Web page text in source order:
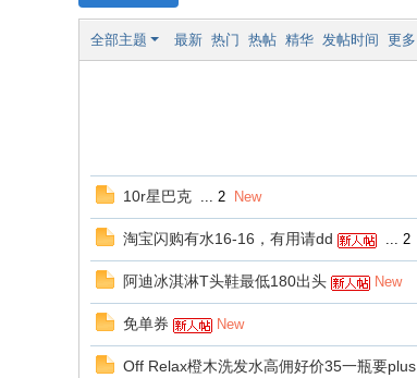
全部主题 最新 热门 热帖 精华 发帖时间 更多
10r星巴克 ... 2 New
淘宝闪购有水16-16，有用请dd ... 2
阿迪冰淇淋T头鞋最低180出头 New
免单券 New
Off Relax橙木洗发水高佣好价35一瓶要plus